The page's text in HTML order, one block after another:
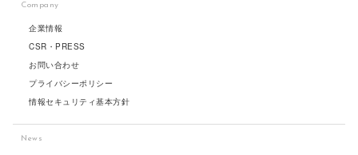
Company
企業情報
CSR・PRESS
お問い合わせ
プライバシーポリシー
情報セキュリティ基本方針
News